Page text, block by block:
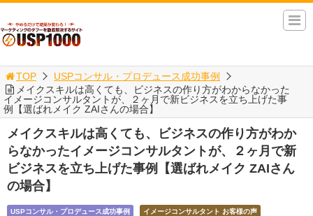
TOP
USPコンサル・プロデュース成功事例
メイクスキルは高くても、ビジネスの作り方がわからなかった
イメージコンサルタントが、２ヶ月で新ビジネスを立ち上げた事
例【選ばれメイク ZAIさんの場合】
メイクスキルは高くても、ビジネスの作り方がわか
らなかったイメージコンサルタントが、２ヶ月で新
ビジネスを立ち上げた事例【選ばれメイク ZAIさん
の場合】
USPコンサル・プロデュース成功事例 イメージコンサルタント お客様の声